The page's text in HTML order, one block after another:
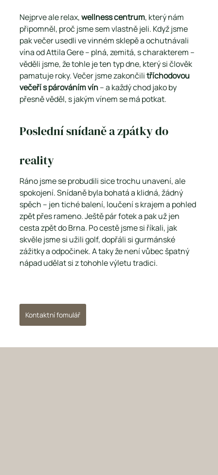
Nejprve ale relax, wellness centrum, který nám
připomněl, proč jsme sem vlastně jeli. Když jsme
pak večer usedli ve vinném sklepě a ochutnávali
vína od Attila Gere – plná, zemitá, s charakterem –
věděli jsme, že tohle je ten typ dne, který si člověk
pamatuje roky. Večer jsme zakončili tříchodovou
večeří s párováním vín – a každý chod jako by
přesně věděl, s jakým vínem se má potkat.
Poslední snídaně a zpátky do
reality
Ráno jsme se probudili sice trochu unavení, ale
spokojení. Snídaně byla bohatá a klidná, žádný
spěch – jen tiché balení, loučení s krajem a pohled
zpět přes rameno. Ještě pár fotek a pak už jen
cesta zpět do Brna. Po cestě jsme si říkali, jak
skvěle jsme si užili golf, dopřáli si gurmánské
zážitky a odpočinek. A taky že není vůbec špatný
nápad udělat si z tohohle výletu tradici.
Kontaktní fomulář